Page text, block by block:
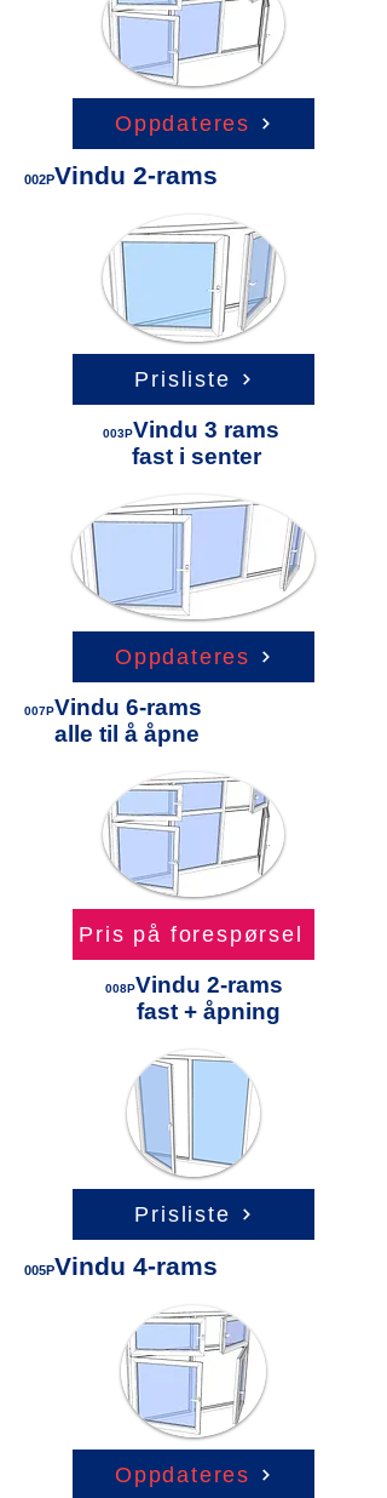
Oppdateres
002PVindu 2-rams
Prisliste
003PVindu 3 rams
fast i senter
Oppdateres
007PVindu 6-rams
alle til å åpne
Pris på forespørsel
008PVindu 2-rams
fast + åpning
Prisliste
005PVindu 4-rams
Oppdateres